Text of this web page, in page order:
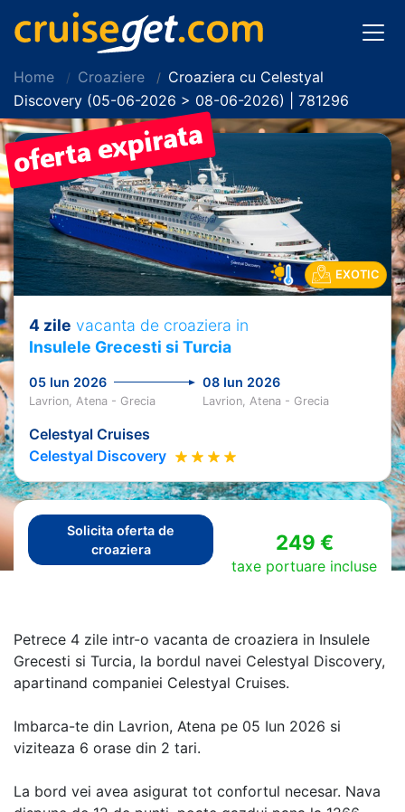
Home Croaziere
Croaziera cu Celestyal
Discovery (05-06-2026 > 08-06-2026) | 781296
EXOTIC
4 zile vacanta de croaziera in
Insulele Grecesti si Turcia
05 Iun 2026 08 Iun 2026
Lavrion, Atena - Grecia Lavrion, Atena - Grecia
Celestyal Cruises
Celestyal Discovery
Solicita oferta de
croaziera
249 €
taxe portuare incluse
Petrece 4 zile intr-o vacanta de croaziera in Insulele
Grecesti si Turcia, la bordul navei Celestyal Discovery,
apartinand companiei Celestyal Cruises.
Imbarca-te din Lavrion, Atena pe 05 Iun 2026 si
viziteaza 6 orase din 2 tari.
La bord vei avea asigurat tot confortul necesar. Nava